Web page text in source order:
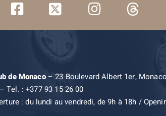
de Monaco– 23 Boulevard Albert 1er, Monaco
Tel. : +377 93 15 26 00
: du lundi au vendredi, de 9h à 18h /